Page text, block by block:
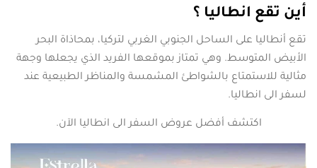
أين تقع انطاليا ؟
تقع أنطاليا على الساحل الجنوبي الغربي لتركيا، بمحاذاة البحر
الأبيض المتوسط. وهي تمتاز بموقعها الفريد الذي يجعلها وجهة
مثالية للاستمتاع بالشواطئ المشمسة والمناظر الطبيعية عند
لسفر الى انطاليا.
اكتشف أفضل عروض السفر الى انطاليا الآن.